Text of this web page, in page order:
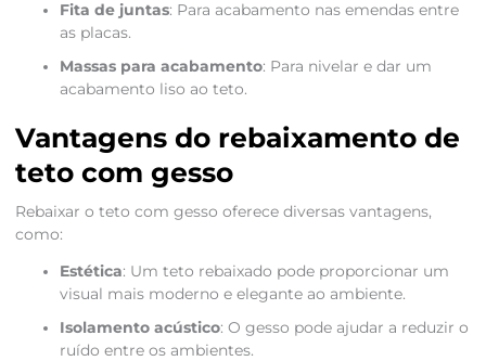
Fita de juntas: Para acabamento nas emendas entre
as placas.
Massas para acabamento: Para nivelar e dar um
acabamento liso ao teto.
Vantagens do rebaixamento de
teto com gesso
Rebaixar o teto com gesso oferece diversas vantagens,
como:
Estética: Um teto rebaixado pode proporcionar um
visual mais moderno e elegante ao ambiente.
Isolamento acústico: O gesso pode ajudar a reduzir o
ruído entre os ambientes.